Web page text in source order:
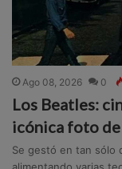
Ago 08, 2026 0
Los Beatles:
icónica foto de
Se gestó en tan sólo